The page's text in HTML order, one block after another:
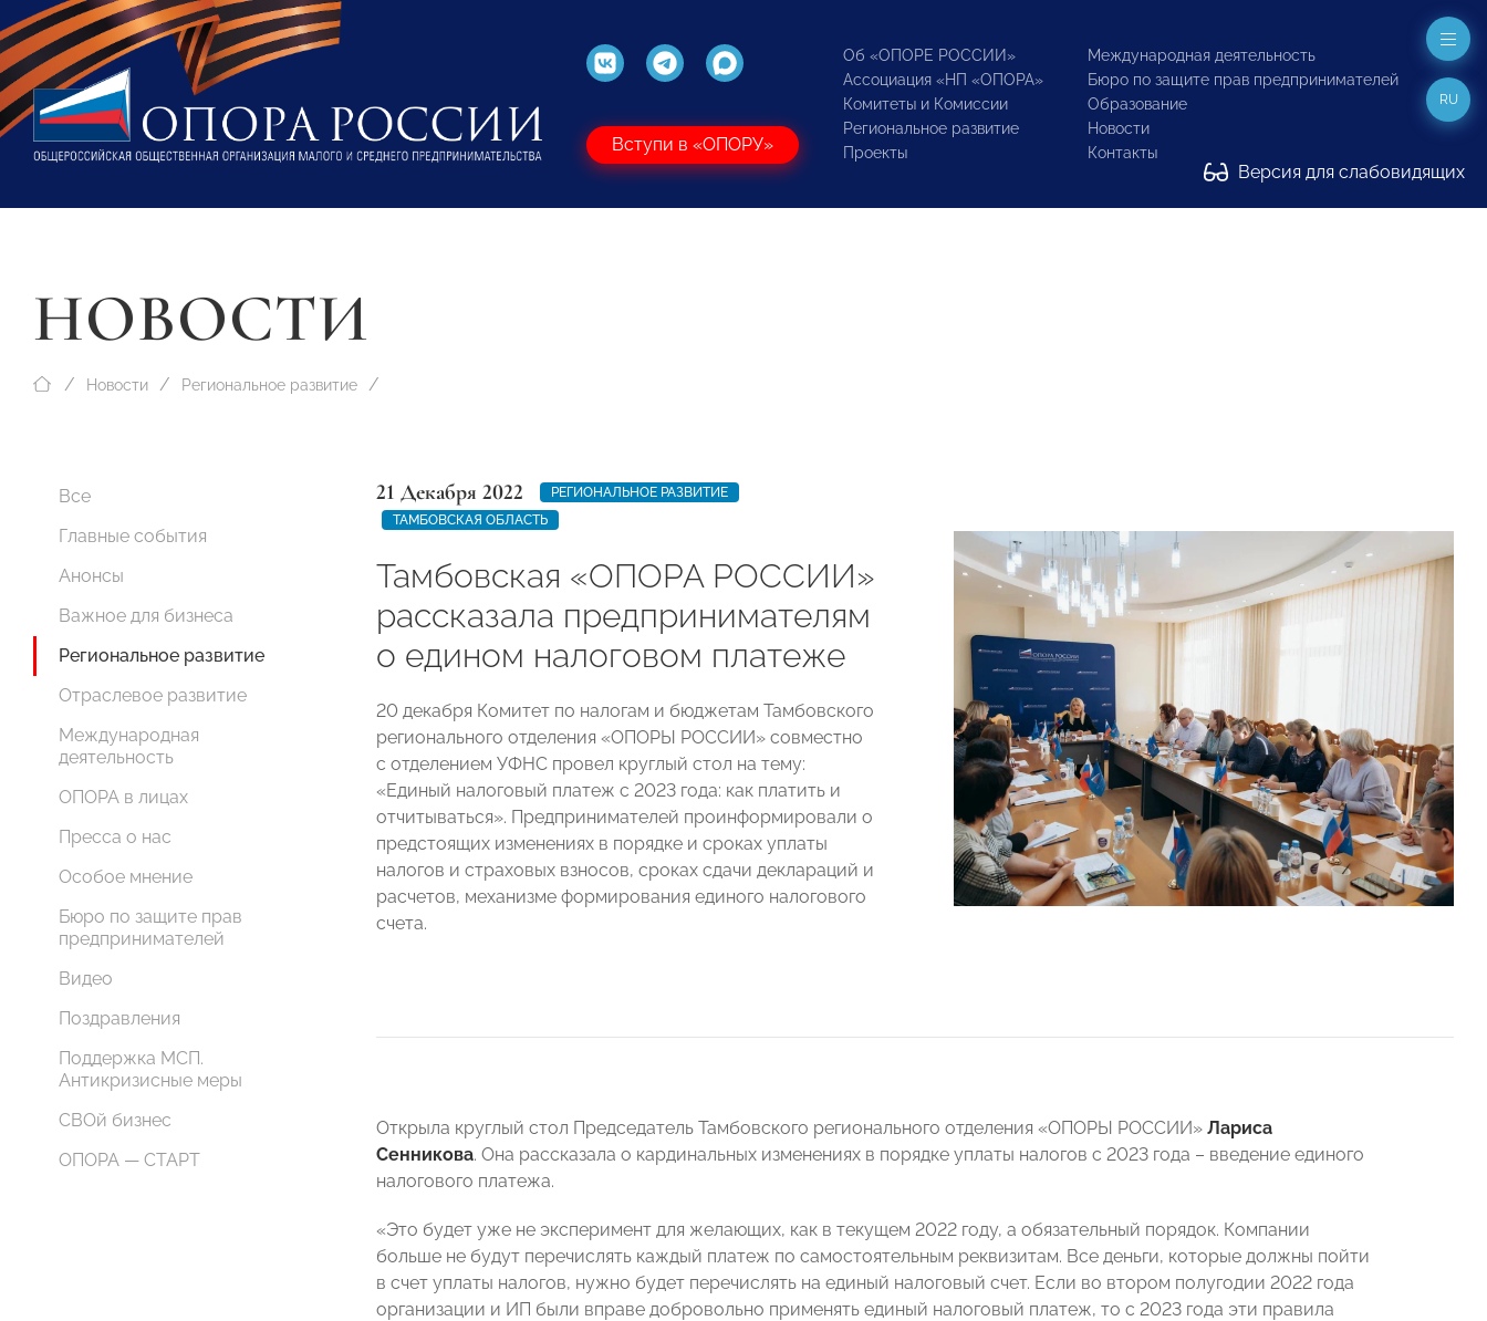
Вступи в «ОПОРУ»
Об «ОПОРЕ РОССИИ»
Ассоциация «НП «ОПОРА»
Комитеты и Комиссии
Региональное развитие
Проекты
Международная деятельность
Бюро по защите прав предпринимателей
Образование
Новости
Контакты
Версия для слабовидящих
RU
НОВОСТИ
Новости Региональное развитие
Все
Главные события
Анонсы
Важное для бизнеса
Региональное развитие
Отраслевое развитие
Международная
деятельность
ОПОРА в лицах
Пресса о нас
Особое мнение
Бюро по защите прав
предпринимателей
Видео
Поздравления
Поддержка МСП.
Антикризисные меры
СВОй бизнес
ОПОРА — СТАРТ
21 Декабря 2022
РЕГИОНАЛЬНОЕ РАЗВИТИЕ
ТАМБОВСКАЯ ОБЛАСТЬ
Тамбовская «ОПОРА РОССИИ»
рассказала предпринимателям
о едином налоговом платеже
20 декабря Комитет по налогам и бюджетам Тамбовского
регионального отделения «ОПОРЫ РОССИИ» совместно
с отделением УФНС провел круглый стол на тему:
«Единый налоговый платеж с 2023 года: как платить и
отчитываться». Предпринимателей проинформировали о
предстоящих изменениях в порядке и сроках уплаты
налогов и страховых взносов, сроках сдачи деклараций и
расчетов, механизме формирования единого налогового
счета.
Открыла круглый стол Председатель Тамбовского регионального отделения «ОПОРЫ РОССИИ» Лариса
Сенникова. Она рассказала о кардинальных изменениях в порядке уплаты налогов с 2023 года – введение единого
налогового платежа.
«Это будет уже не эксперимент для желающих, как в текущем 2022 году, а обязательный порядок. Компании
больше не будут перечислять каждый платеж по самостоятельным реквизитам. Все деньги, которые должны пойти
в счет уплаты налогов, нужно будет перечислять на единый налоговый счет. Если во втором полугодии 2022 года
организации и ИП были вправе добровольно применять единый налоговый платеж, то с 2023 года эти правила